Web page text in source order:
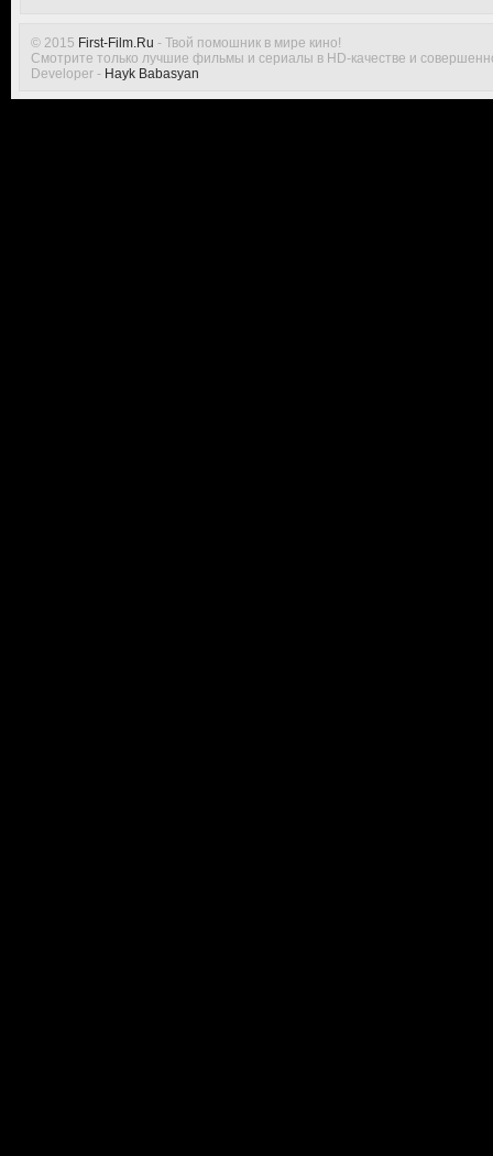
© 2015 First-Film.Ru - Твой помошник в мире кино!
Смотрите только лучшие фильмы и сериалы в HD-качестве и
Developer - Hayk Babasyan